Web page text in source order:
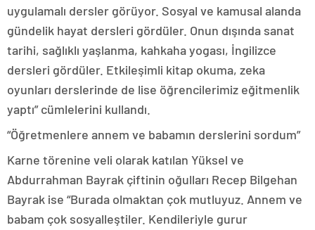
uygulamalı dersler görüyor. Sosyal ve kamusal alanda
gündelik hayat dersleri gördüler. Onun dışında sanat
tarihi, sağlıklı yaşlanma, kahkaha yogası, İngilizce
dersleri gördüler. Etkileşimli kitap okuma, zeka
oyunları derslerinde de lise öğrencilerimiz eğitmenlik
yaptı” cümlelerini kullandı.
“Öğretmenlere annem ve babamın derslerini sordum”
Karne törenine veli olarak katılan Yüksel ve
Abdurrahman Bayrak çiftinin oğulları Recep Bilgehan
Bayrak ise “Burada olmaktan çok mutluyuz. Annem ve
babam çok sosyalleştiler. Kendileriyle gurur